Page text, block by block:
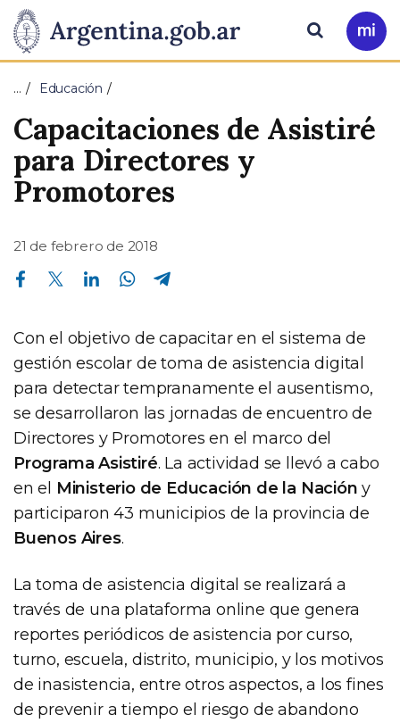
Presidencia
de
la
Nación
Pasar al contenido principal
Ir
a
Buscar
… Educación
Capacitaciones de Asistiré
para Directores y
Promotores
21 de febrero de 2018
Compartir en Facebook Compartir en Twitter Compartir en Linkedin Compartir en Whatsapp
Con el objetivo de capacitar en el sistema de
gestión escolar de toma de asistencia digital
para detectar tempranamente el ausentismo,
se desarrollaron las jornadas de encuentro de
Directores y Promotores en el marco del
Programa Asistiré. La actividad se llevó a cabo
en el Ministerio de Educación de la Nación y
participaron 43 municipios de la provincia de
Buenos Aires.
La toma de asistencia digital se realizará a
través de una plataforma online que genera
reportes periódicos de asistencia por curso,
turno, escuela, distrito, municipio, y los motivos
de inasistencia, entre otros aspectos, a los fines
de prevenir a tiempo el riesgo de abandono